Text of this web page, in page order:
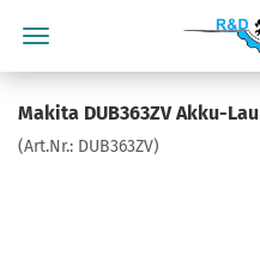
Makita DUB363ZV Akku-
(Art.Nr.: DUB363ZV)